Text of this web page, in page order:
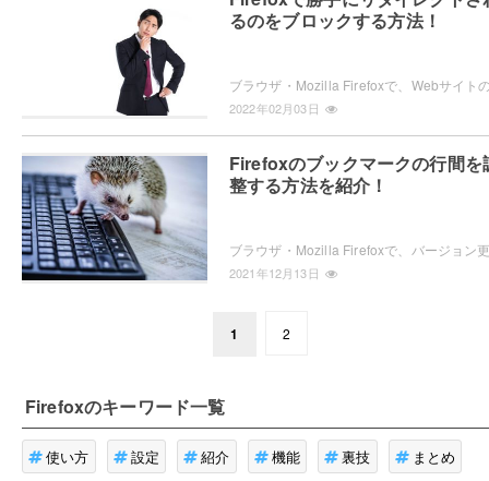
るのをブロックする方法！
2022年02月03日
Firefoxのブックマークの行間を
整する方法を紹介！
2021年12月13日
1 2
Firefoxのキーワード一覧
使い方 設定 紹介 機能 裏技 まとめ